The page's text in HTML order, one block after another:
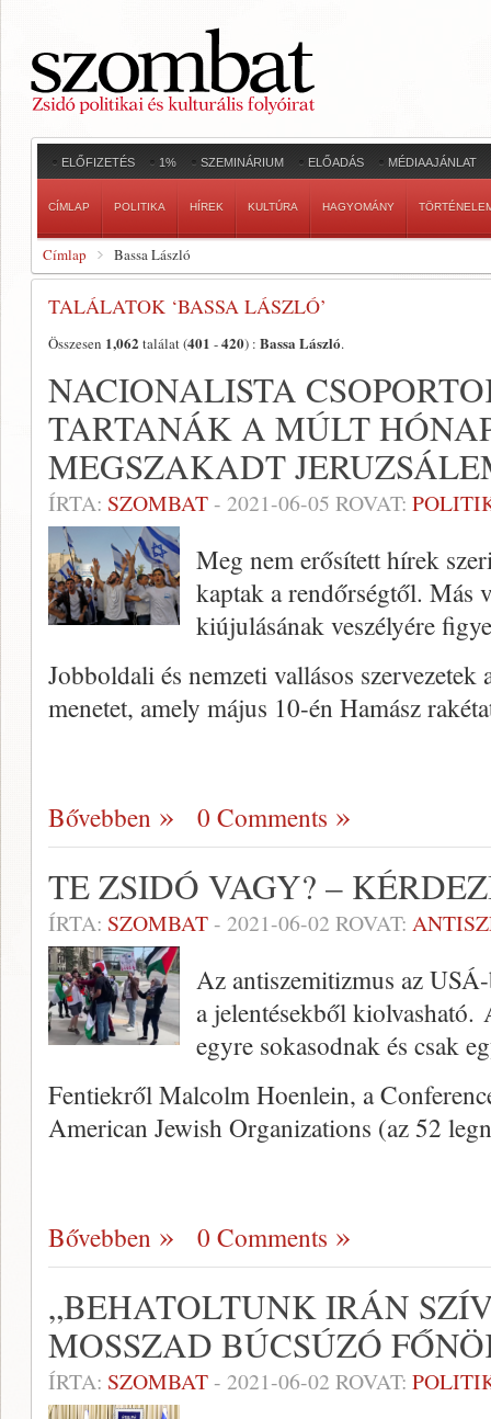
ELŐFIZETÉS 1% SZEMINÁRIUM ELŐADÁS MÉDIAAJÁNLAT
CÍMLAP POLITIKA HÍREK KULTÚRA HAGYOMÁNY
Címlap Bassa László
TALÁLATOK ‘BASSA LÁSZLÓ’
Összesen 1,062 találat (401 -420) : Bassa László.
NACIONALISTA
TARTANÁK A MÚLT
MEGSZAKADT
ÍRTA: SZOMBAT- 2021-06-05 ROVAT:
Meg nem erősített hírek
kaptak a rendőrségtől. Más
kiújulásának veszélyére
Jobboldali és nemzeti vallásos szervezetek
menetet, amely május 10-én Hamász
Bővebben 0 Comments
TE ZSIDÓ VAGY? –
ÍRTA: SZOMBAT- 2021-06-02 ROVAT:
Az antiszemitizmus az
a jelentésekből
egyre sokasodnak és csak
Fentiekről Malcolm Hoenlein, a
American Jewish Organizations (az 52
Bővebben 0 Comments
„BEHATOLTUNK IRÁN
MOSSZAD BÚCSÚZÓ
ÍRTA: SZOMBAT- 2021-06-02 ROVAT: